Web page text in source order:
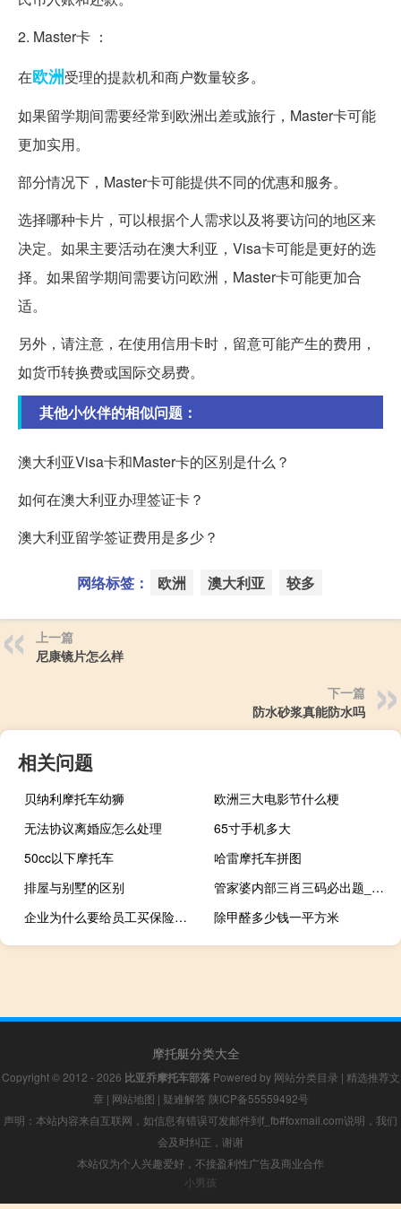
2. Master卡 ：
在欧洲受理的提款机和商户数量较多。
如果留学期间需要经常到欧洲出差或旅行，Master卡可能
更加实用。
部分情况下，Master卡可能提供不同的优惠和服务。
选择哪种卡片，可以根据个人需求以及将要访问的地区来
决定。如果主要活动在澳大利亚，Visa卡可能是更好的选
择。如果留学期间需要访问欧洲，Master卡可能更加合
适。
另外，请注意，在使用信用卡时，留意可能产生的费用，
如货币转换费或国际交易费。
其他小伙伴的相似问题：
澳大利亚Visa卡和Master卡的区别是什么？
如何在澳大利亚办理签证卡？
澳大利亚留学签证费用是多少？
网络标签： 欧洲 澳大利亚 较多
上一篇
尼康镜片怎么样
下一篇
防水砂浆真能防水吗
相关问题
贝纳利摩托车幼狮
欧洲三大电影节什么梗
无法协议离婚应怎么处理
65寸手机多大
50cc以下摩托车
哈雷摩托车拼图
排屋与别墅的区别
管家婆内部三肖三码必出题_智能AI深度解析_AI助手版g12.64.312
企业为什么要给员工买保险（公司为什么要给员工买保险）
除甲醛多少钱一平方米
摩托艇分类大全
Copyright © 2012 - 2026 比亚乔摩托车部落Powered by 网站分类目录 | 精选推荐文
章 | 网站地图 | 疑难解答 陕ICP备55559492号
声明：本站内容来自互联网，如信息有错误可发邮件到f_fb#foxmail.com说明，我们
会及时纠正，谢谢
本站仅为个人兴趣爱好，不接盈利性广告及商业合作
小男孩